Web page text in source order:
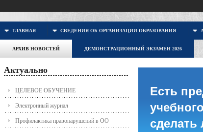
ГЛАВНАЯ СВЕДЕНИЯ ОБ ОРГАНИЗАЦИИ ОБРАЗОВАНИЯ
АРХИВ НОВОСТЕЙ ДЕМОНСТРАЦИОННЫЙ ЭКЗАМЕН 2026
Актуально
ЦЕЛЕВОЕ ОБУЧЕНИЕ
Электронный журнал
Профилактика правонарушений в ОО
Есть
сделать